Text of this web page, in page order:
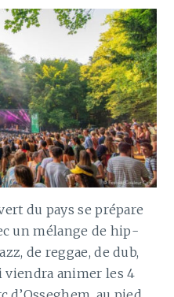
du pays se prépare
un mélange de hip-
de reggae, de dub,
viendra animer les 4